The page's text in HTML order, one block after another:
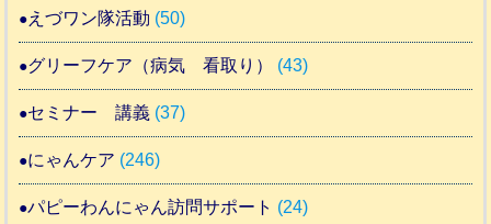
えづワン隊活動 (50)
グリーフケア（病気 看取り） (43)
セミナー 講義 (37)
にゃんケア (246)
パピーわんにゃん訪問サポート (24)